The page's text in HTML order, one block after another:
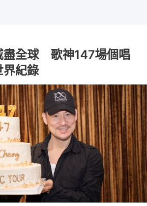
盡全球 歌神147場個唱
界紀錄